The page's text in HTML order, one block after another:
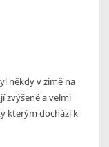
někdy v zimě na
zvýšené a velmi
kterým dochází k